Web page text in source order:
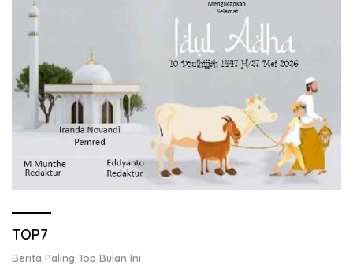
TOP7
Berita Paling Top Bulan Ini